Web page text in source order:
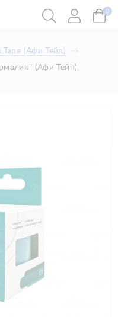
0
Tape (Афи Тейп)
(Афи Тейп)